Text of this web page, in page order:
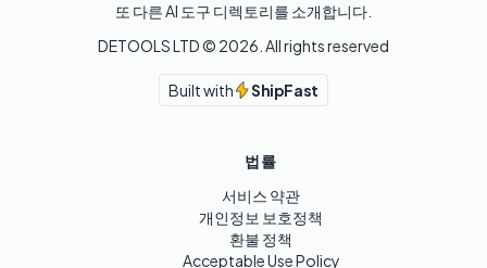
또 다른 AI 도구 디렉토리를 소개합니다.
DETOOLS LTD © 2026 . All rights reserved
Built with ShipFast
법률
서비스 약관
개인정보 보호정책
환불 정책
Acceptable Use Policy